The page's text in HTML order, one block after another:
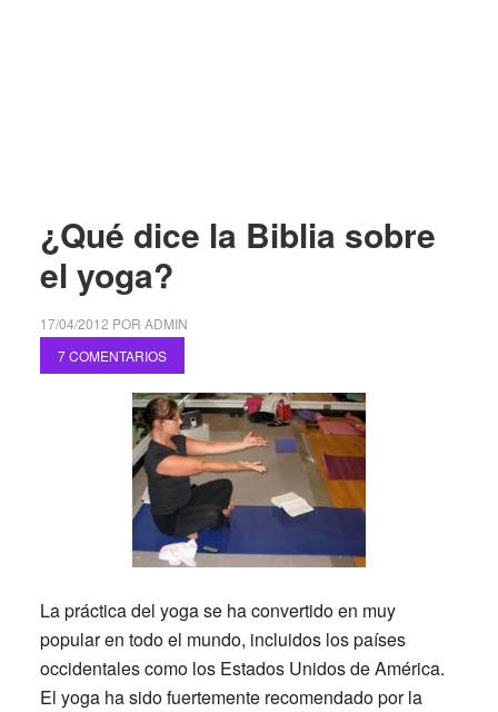
¿Qué dice la Biblia sobre
el yoga?
17/04/2012 POR ADMIN
7 COMENTARIOS
La práctica del yoga se ha convertido en muy
popular en todo el mundo, incluidos los países
occidentales como los Estados Unidos de América.
El yoga ha sido fuertemente recomendado por la